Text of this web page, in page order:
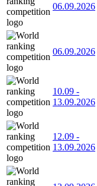
06.09.2026
06.09.2026
10.09 -
13.09.2026
12.09 -
13.09.2026